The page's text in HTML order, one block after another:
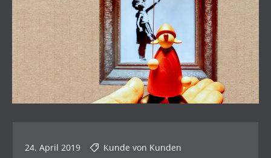
24. April 2019 Kunde von Kunden